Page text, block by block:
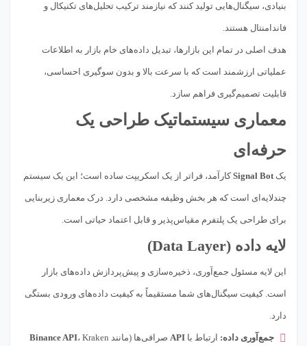
بنیادی، سیگنال‌هایی تولید کنند که نیازمند ترکیب تحلیل‌های تکنیکال و
فاندامنتال هستند.
هدف اصلی در تمام این بازارها، تبدیل داده‌های خام بازار به اطلاعات
عملیاتی ارزشمند است که با سرعت بالا و بدون سوگیری احساسی،
قابلیت تصمیم‌گیری فراهم سازد.
معماری سیستماتیک طراحی یک
حرفه‌ای
یکSignal Botکارآمد، فراتر از یک اسکریپت ساده است؛ این یک سیستم
چندلایه‌ای است که هر بخش وظیفه مشخصی دارد. درک معماری زیربنایی
برای طراحی یک پلتفرم مقیاس‌پذیر و قابل اعتماد حیاتی است.
لایه داده (Data Layer)
این لایه مسئول جمع‌آوری، ذخیره‌سازی و پیش‌پردازش داده‌های بازار
است. کیفیت سیگنال‌های شما مستقیماً به کیفیت داده‌های ورودی بستگی
دارد.
جمع‌آوری داده: ارتباط با API صرافی‌ها (مانند Binance API، Kraken